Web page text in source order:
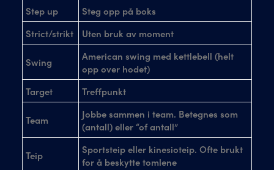
Step up
Steg opp på boks
Strict/strikt
Uten bruk av moment
Swing
American swing med kettlebell (helt
opp over hodet)
Target
Treffpunkt
Team
Jobbe sammen i team. Betegnes som
(antall) eller “of antall”
Teip
Sportsteip eller kinesioteip. Ofte brukt
for å beskytte tomlene